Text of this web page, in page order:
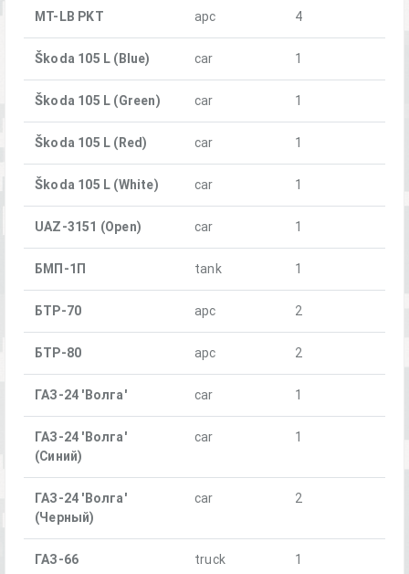
MT-LB PKT apc 4
Škoda 105 L (Blue) car 1
Škoda 105 L (Green) car 1
Škoda 105 L (Red) car 1
Škoda 105 L (White) car 1
UAZ-3151 (Open) car 1
БМП-1П tank 1
БТР-70 apc 2
БТР-80 apc 2
ГАЗ-24 'Волга' car 1
ГАЗ-24 'Волга'
(Синий)
car 1
ГАЗ-24 'Волга'
(Черный)
car 2
ГАЗ-66 truck 1